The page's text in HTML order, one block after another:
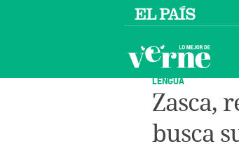
LENGUA
Zasca,
busca